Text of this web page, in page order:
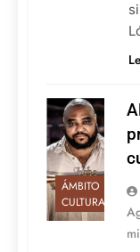
ÁMBITO
CULTURAL